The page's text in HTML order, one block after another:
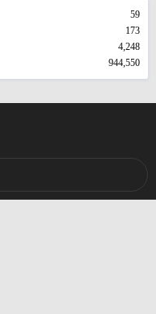
59
173
4,248
944,550